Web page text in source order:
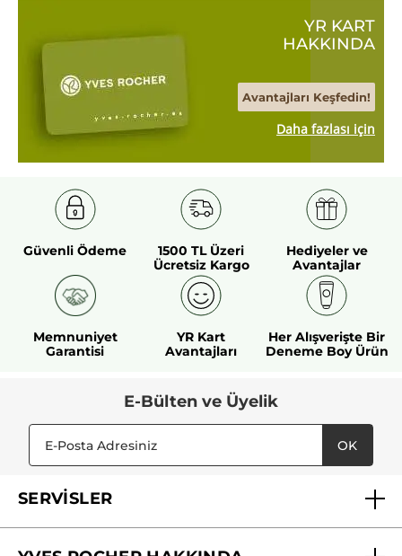
YR KART
HAKKINDA
Avantajları Keşfedin!
Daha fazlası için
Güvenli Ödeme
1500 TL Üzeri
Ücretsiz Kargo
Hediyeler ve
Avantajlar
Memnuniyet
Garantisi
YR Kart
Avantajları
Her Alışverişte Bir
Deneme Boy Ürün
E-Bülten ve Üyelik
OK
SERVİSLER